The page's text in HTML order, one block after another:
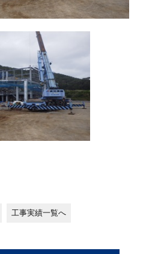
工事実績一覧へ